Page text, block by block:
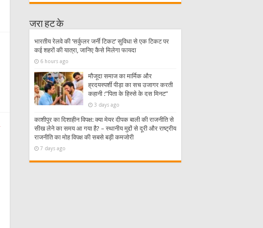
जरा हट के
भारतीय रेलवे की ‘सर्कुलर जर्नी टिकट’ सुविधा से एक टिकट पर
कई शहरों की यात्रा, जानिए कैसे मिलेगा फायदा
6 hours ago
मौजूदा समाज का मार्मिक और
ह्रदयस्पर्शी पीड़ा का सच उजागर करती
कहानी :”पिता के हिस्से के दस मिनट”
3 days ago
काशीपुर का दिशाहीन विपक्ष: क्या मेयर दीपक बाली की राजनीति से
सीख लेने का समय आ गया है? – स्थानीय मुद्दों से दूरी और राष्ट्रीय
राजनीति का मोह विपक्ष की सबसे बड़ी कमजोरी
7 days ago